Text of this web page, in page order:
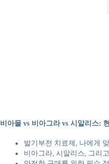
비아몰 vs 비아그라 vs 시알리스:
발기부전 치료제, 나에게
비아그라, 시알리스, 그리